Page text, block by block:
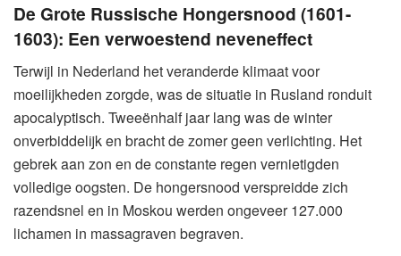
De Grote Russische Hongersnood (1601-
1603): Een verwoestend neveneffect
Terwijl in Nederland het veranderde klimaat voor
moeilijkheden zorgde, was de situatie in Rusland ronduit
apocalyptisch. Tweeënhalf jaar lang was de winter
onverbiddelijk en bracht de zomer geen verlichting. Het
gebrek aan zon en de constante regen vernietigden
volledige oogsten. De hongersnood verspreidde zich
razendsnel en in Moskou werden ongeveer 127.000
lichamen in massagraven begraven.